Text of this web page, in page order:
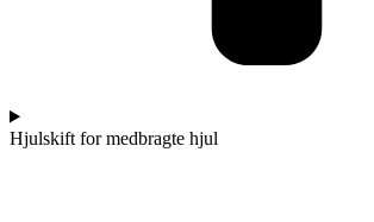
Hjulskift for medbragte hjul